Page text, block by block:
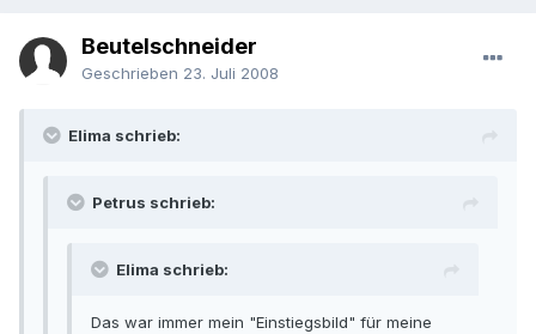
Beutelschneider
Geschrieben 23. Juli 2008
Elima schrieb:
Petrus schrieb:
Elima schrieb:
Das war immer mein "Einstiegsbild" für meine